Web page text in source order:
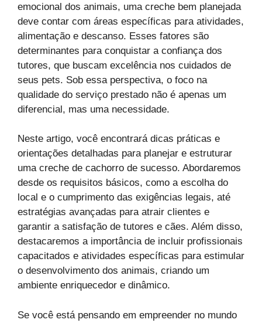
emocional dos animais, uma creche bem planejada
deve contar com áreas específicas para atividades,
alimentação e descanso. Esses fatores são
determinantes para conquistar a confiança dos
tutores, que buscam excelência nos cuidados de
seus pets. Sob essa perspectiva, o foco na
qualidade do serviço prestado não é apenas um
diferencial, mas uma necessidade.
Neste artigo, você encontrará dicas práticas e
orientações detalhadas para planejar e estruturar
uma creche de cachorro de sucesso. Abordaremos
desde os requisitos básicos, como a escolha do
local e o cumprimento das exigências legais, até
estratégias avançadas para atrair clientes e
garantir a satisfação de tutores e cães. Além disso,
destacaremos a importância de incluir profissionais
capacitados e atividades específicas para estimular
o desenvolvimento dos animais, criando um
ambiente enriquecedor e dinâmico.
Se você está pensando em empreender no mundo